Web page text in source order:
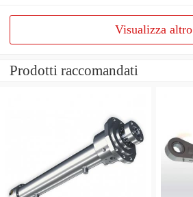
Visualizza altro
Prodotti raccomandati